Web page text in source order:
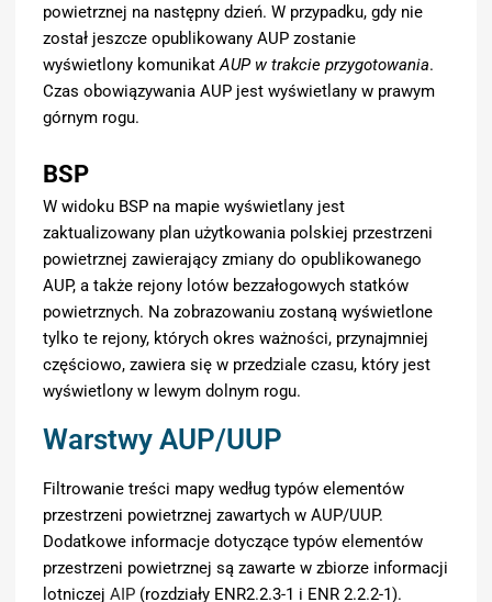
powietrznej na następny dzień. W przypadku, gdy nie
został jeszcze opublikowany AUP zostanie
wyświetlony komunikatAUP w trakcie przygotowania.
Czas obowiązywania AUP jest wyświetlany w prawym
górnym rogu.
BSP
W widoku BSP na mapie wyświetlany jest
zaktualizowany plan użytkowania polskiej przestrzeni
powietrznej zawierający zmiany do opublikowanego
AUP, a także rejony lotów bezzałogowych statków
powietrznych. Na zobrazowaniu zostaną wyświetlone
tylko te rejony, których okres ważności, przynajmniej
częściowo, zawiera się w przedziale czasu, który jest
wyświetlony w lewym dolnym rogu.
Warstwy AUP/UUP
Filtrowanie treści mapy według typów elementów
przestrzeni powietrznej zawartych w AUP/UUP.
Dodatkowe informacje dotyczące typów elementów
przestrzeni powietrznej są zawarte w zbiorze informacji
lotniczej AIP(rozdziały ENR2.2.3-1 i ENR 2.2.2-1).